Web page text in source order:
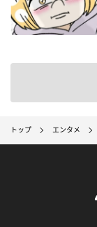
トップ エンタメ